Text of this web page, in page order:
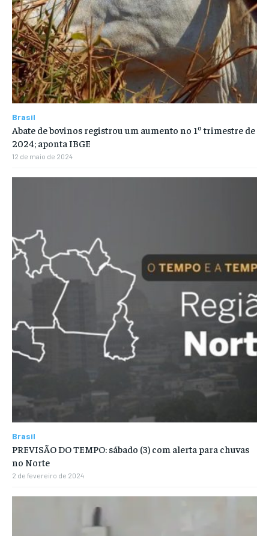
Brasil
Abate de bovinos registrou um aumento no 1º trimestre de
2024; aponta IBGE
12 de maio de 2024
Brasil
PREVISÃO DO TEMPO: sábado (3) com alerta para chuvas
no Norte
2 de fevereiro de 2024